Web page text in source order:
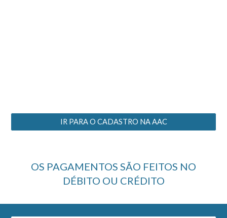
IR PARA O CADASTRO NA AAC
OS PAGAMENTOS SÃO FEITOS NO
DÉBITO OU CRÉDITO